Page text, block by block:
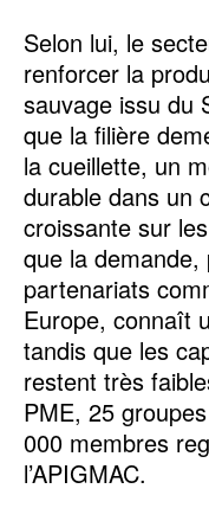
‎Selon lui, le
renforcer la
sauvage issu du
que la filière
la cueillette, un
durable dans un
croissante sur
que la
partenariats
Europe, connaît
tandis que les
restent très
PME, 25
000 membres
l’APIGMAC.